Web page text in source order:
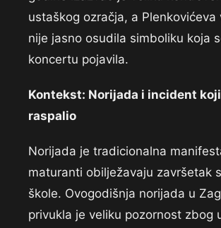
ustaškog ozračja, a Plenkovićeva
nije jasno osudila simboliku koja
koncertu pojavila.
Kontekst: Norijada i incident
raspalio
Norijada je tradicionalna
maturanti obilježavaju završetak
škole. Ovogodišnja norijada u
privukla je veliku pozornost zbog